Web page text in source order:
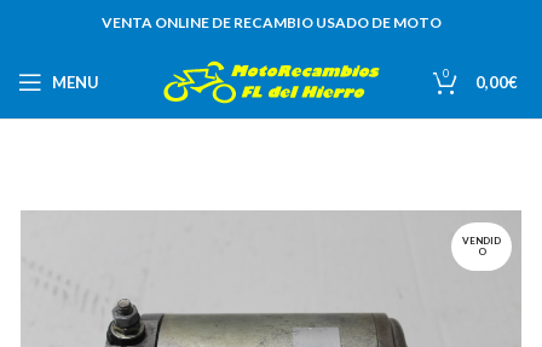
VENTA ONLINE DE RECAMBIO USADO DE MOTO
MENU 0 0,00€
VENDID
O